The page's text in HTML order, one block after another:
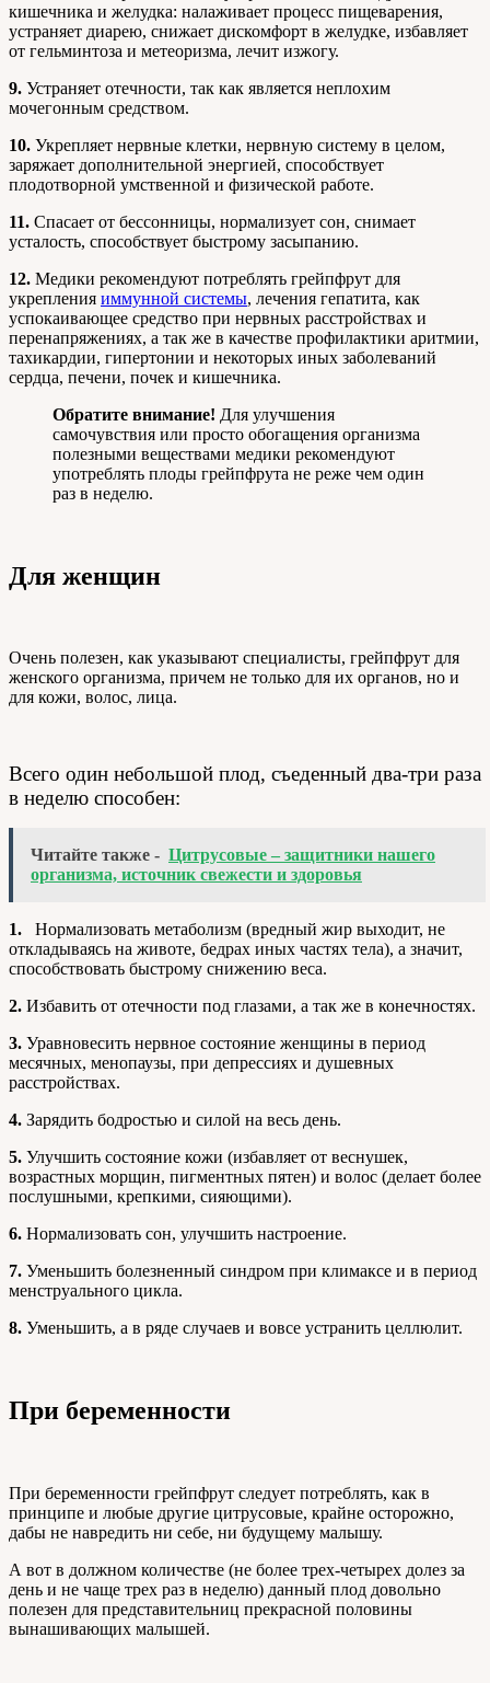
кишечника и желудка: налаживает процесс пищеварения,
устраняет диарею, снижает дискомфорт в желудке, избавляет
от гельминтоза и метеоризма, лечит изжогу.
9. Устраняет отечности, так как является неплохим
мочегонным средством.
10. Укрепляет нервные клетки, нервную систему в целом,
заряжает дополнительной энергией, способствует
плодотворной умственной и физической работе.
11. Спасает от бессонницы, нормализует сон, снимает
усталость, способствует быстрому засыпанию.
12. Медики рекомендуют потреблять грейпфрут для
укрепления иммунной системы, лечения гепатита, как
успокаивающее средство при нервных расстройствах и
перенапряжениях, а так же в качестве профилактики аритмии,
тахикардии, гипертонии и некоторых иных заболеваний
сердца, печени, почек и кишечника.
Обратите внимание! Для улучшения
самочувствия или просто обогащения организма
полезными веществами медики рекомендуют
употреблять плоды грейпфрута не реже чем один
раз в неделю.
Для женщин
Очень полезен, как указывают специалисты, грейпфрут для
женского организма, причем не только для их органов, но и
для кожи, волос, лица.
Всего один небольшой плод, съеденный два-три раза
в неделю способен:
Читайте также - Цитрусовые – защитники нашего
организма, источник свежести и здоровья
1.
Нормализовать метаболизм (вредный жир выходит, не
откладываясь на животе, бедрах иных частях тела), а значит,
способствовать быстрому снижению веса.
2. Избавить от отечности под глазами, а так же в конечностях.
3. Уравновесить нервное состояние женщины в период
месячных, менопаузы, при депрессиях и душевных
расстройствах.
4. Зарядить бодростью и силой на весь день.
5. Улучшить состояние кожи (избавляет от веснушек,
возрастных морщин, пигментных пятен) и волос (делает более
послушными, крепкими, сияющими).
6. Нормализовать сон, улучшить настроение.
7. Уменьшить болезненный синдром при климаксе и в период
менструального цикла.
8. Уменьшить, а в ряде случаев и вовсе устранить целлюлит.
При беременности
При беременности грейпфрут следует потреблять, как в
принципе и любые другие цитрусовые, крайне осторожно,
дабы не навредить ни себе, ни будущему малышу.
А вот в должном количестве (не более трех-четырех долез за
день и не чаще трех раз в неделю) данный плод довольно
полезен для представительниц прекрасной половины
вынашивающих малышей.